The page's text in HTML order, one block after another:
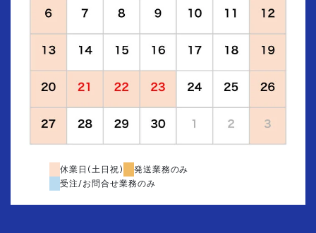
休業日(土日祝)
発送業務のみ
受注/お問合せ業務のみ